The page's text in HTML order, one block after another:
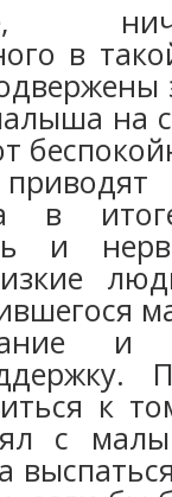
в
на
в
и
и
к
с